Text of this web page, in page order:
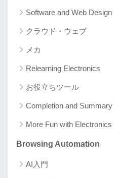
Software and Web Design
クラウド・ウェブ
メカ
Relearning Electronics
お役立ちツール
Completion and Summary
More Fun with Electronics
Browsing Automation
AI入門